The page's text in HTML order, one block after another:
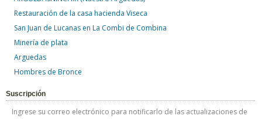
Restauración de la casa hacienda Viseca
San Juan de Lucanas en La Combi de Combina
Minería de plata
Arguedas
Hombres de Bronce
Suscripción
Ingrese su correo electrónico para notificarlo de las actualizaciones de